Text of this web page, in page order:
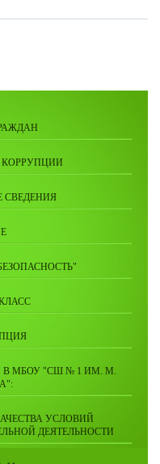
КОРРУПЦИИ
СВЕДЕНИЯ
В МБОУ "СШ № 1 ИМ. М.
УСЛОВИЙ
ДЕЯТЕЛЬНОСТИ